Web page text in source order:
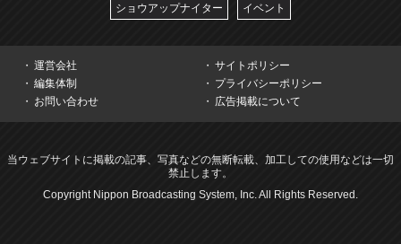
ショウアップナイター イベント
運営会社
サイトポリシー
編集体制
プライバシーポリシー
お問い合わせ
広告掲載について
当ウェブサイトに掲載の記事、写真などの無断転載、加工しての使用などは一切
禁止します。
Copyright Nippon Broadcasting System, Inc. All Rights Reserved.